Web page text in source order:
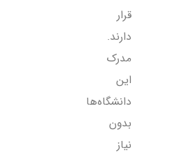
قرار
دارند.
مدرک
این
دانشگاه‌ها
بدون
نیاز